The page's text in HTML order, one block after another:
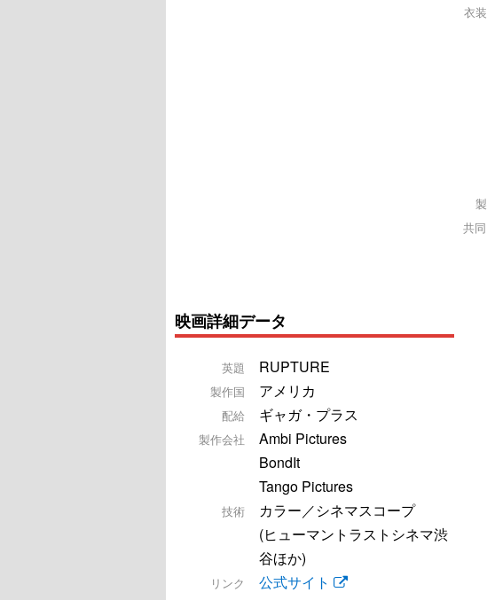
衣
共
映画詳細データ
英題 RUPTURE
製作国 アメリカ
配給 ギャガ・プラス
製作会社
Ambi Pictures
BondIt
Tango Pictures
技術
カラー／シネマスコープ
(ヒューマントラストシネマ渋
谷ほか)
リンク 公式サイト